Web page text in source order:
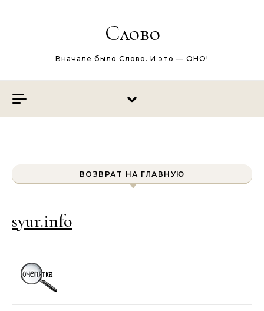
Слово
Вначале было Слово. И это — ОНО!
ВОЗВРАТ НА ГЛАВНУЮ
syur.info